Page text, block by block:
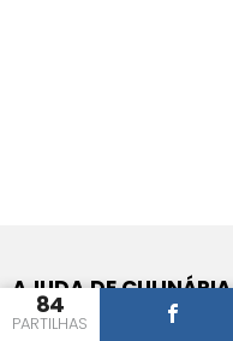
84
PARTILHAS
AJUDA DE CULINÁRIA